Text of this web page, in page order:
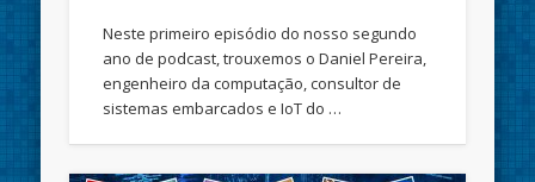
Neste primeiro episódio do nosso segundo
ano de podcast, trouxemos o Daniel Pereira,
engenheiro da computação, consultor de
sistemas embarcados e IoT do …